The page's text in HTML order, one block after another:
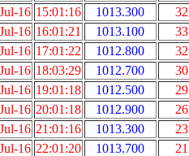
16 15:01:16 1013.300
16 16:01:21 1013.100
16 17:01:22 1012.800
16 18:03:29 1012.700
16 19:01:18 1012.500
16 20:01:18 1012.900
16 21:01:16 1013.300
16 22:01:20 1013.700